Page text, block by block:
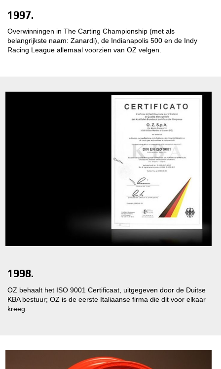
1997.
Overwinningen in The Carting Championship (met als
belangrijkste naam: Zanardi), de Indianapolis 500 en de Indy
Racing League allemaal voorzien van OZ velgen.
1998.
OZ behaalt het ISO 9001 Certificaat, uitgegeven door de Duitse
KBA bestuur; OZ is de eerste Italiaanse firma die dit voor elkaar
kreeg.